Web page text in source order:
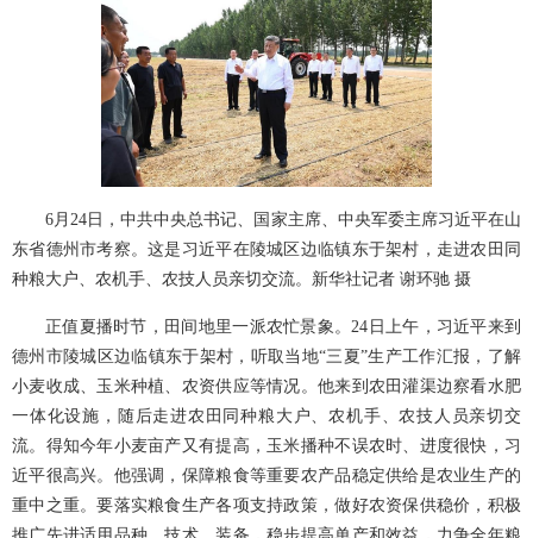
6月24日，中共中央总书记、国家主席、中央军委主席习近平在山
东省德州市考察。这是习近平在陵城区边临镇东于架村，走进农田同
种粮大户、农机手、农技人员亲切交流。新华社记者 谢环驰 摄
正值夏播时节，田间地里一派农忙景象。24日上午，习近平来到
德州市陵城区边临镇东于架村，听取当地“三夏”生产工作汇报，了解
小麦收成、玉米种植、农资供应等情况。他来到农田灌渠边察看水肥
一体化设施，随后走进农田同种粮大户、农机手、农技人员亲切交
流。得知今年小麦亩产又有提高，玉米播种不误农时、进度很快，习
近平很高兴。他强调，保障粮食等重要农产品稳定供给是农业生产的
重中之重。要落实粮食生产各项支持政策，做好农资保供稳价，积极